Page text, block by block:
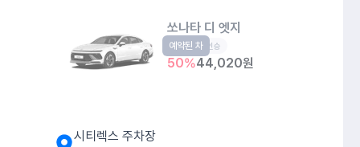
쏘나타 디 엣지
중형 5인승
50%44,020원
예약된 차
시티렉스 주차장